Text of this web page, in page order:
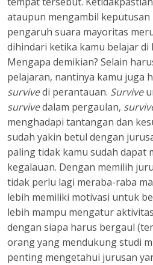
ataupun mengambil keputusan
pengaruh suara mayoritas
dihindari ketika kamu belajar
Mengapa demikian? Selain
pelajaran, nantinya kamu juga
survivedi perantauan. Survive
survivedalam pergaulan,
menghadapi tantangan dan
sudah yakin betul dengan
paling tidak kamu sudah dapat
kegalauan. Dengan memilih
tidak perlu lagi meraba-raba
lebih memiliki motivasi untuk
lebih mampu mengatur
dengan siapa harus bergaul
orang yang mendukung studi
penting mengetahui jurusan